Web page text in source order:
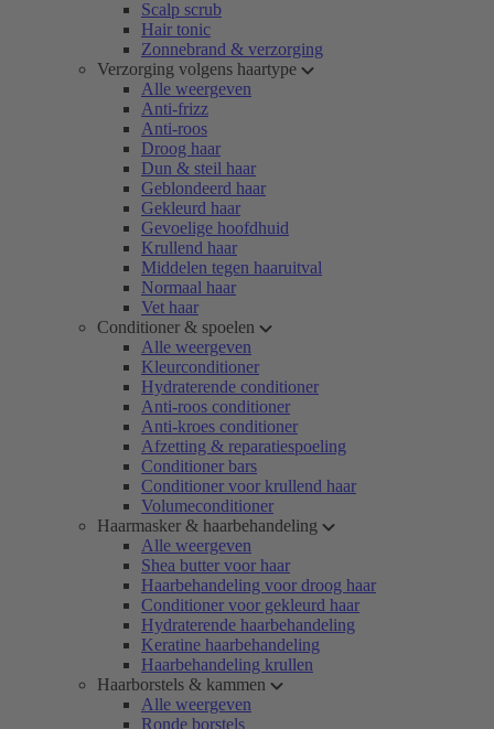
Scalp scrub
Hair tonic
Zonnebrand & verzorging
Verzorging volgens haartype
Alle weergeven
Anti-frizz
Anti-roos
Droog haar
Dun & steil haar
Geblondeerd haar
Gekleurd haar
Gevoelige hoofdhuid
Krullend haar
Middelen tegen haaruitval
Normaal haar
Vet haar
Conditioner & spoelen
Alle weergeven
Kleurconditioner
Hydraterende conditioner
Anti-roos conditioner
Anti-kroes conditioner
Afzetting & reparatiespoeling
Conditioner bars
Conditioner voor krullend haar
Volumeconditioner
Haarmasker & haarbehandeling
Alle weergeven
Shea butter voor haar
Haarbehandeling voor droog haar
Conditioner voor gekleurd haar
Hydraterende haarbehandeling
Keratine haarbehandeling
Haarbehandeling krullen
Haarborstels & kammen
Alle weergeven
Ronde borstels